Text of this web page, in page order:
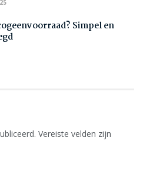
Simpel en
Vereiste velden zijn